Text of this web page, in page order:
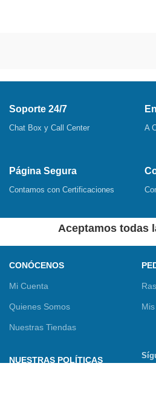
Soporte 24/7
Chat Box y Call Center A
Página Segura
Contamos con Certificaciones
Aceptamos todas
CONÓCENOS
Mi Cuenta
Quienes Somos
Nuestras Tiendas
NUESTRAS POLÍTICAS